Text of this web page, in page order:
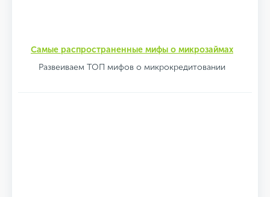
Самые распространенные мифы о микрозаймах
Развеиваем ТОП мифов о микрокредитовании